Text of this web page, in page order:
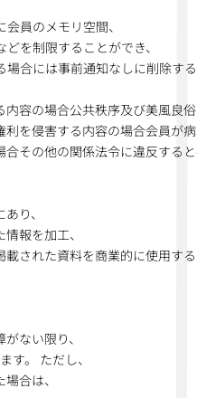
員のメモリ空間、
を制限することができ、
合には事前通知なしに削除す
容の場合公共秩序及び美風良
を侵害する内容の場合会員が
その他の関係法令に違反する
り、
報を加工、
された資料を商業的に使用す
ない限り、
す。 ただし、
合は、